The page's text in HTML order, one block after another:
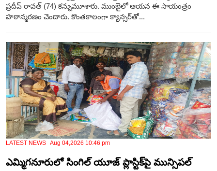
ప్రదీప్ రావత్ (74) కన్నుమూశారు. ముంబైలో ఆయన ఈ సాయంత్రం
హఠాన్మరణం చెందారు. కొంతకాలంగా క్యాన్సర్‌తో...
LATEST NEWS Aug 04,2026 10:46 pm
ఎమ్మిగనూరులో సింగిల్ యూజ్ ప్లాస్టిక్‌పై మున్సిపల్